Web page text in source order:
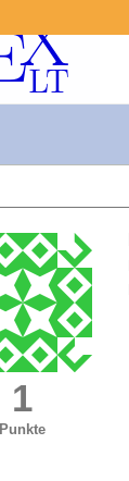
1
Punkte